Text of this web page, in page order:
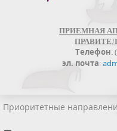
ПРИЕМНАЯ
Телефон:
эл. почта:
Приоритетные